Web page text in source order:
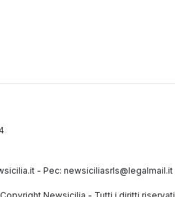
- Pec: newsiciliasrls@legalmail.it